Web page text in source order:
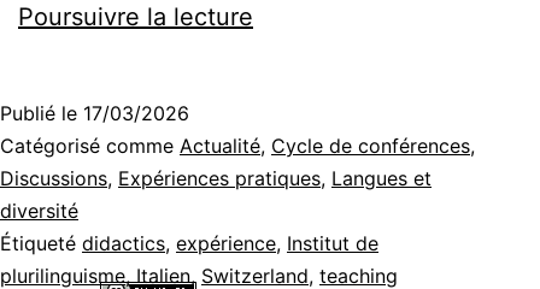
Poursuivre la lecture
–
apprendre
imiter
Publié le 17/03/2026
Catégorisé comme Actualité, Cycle de conférences,
Discussions, Expériences pratiques, Langues et
diversité
Étiqueté didactics, expérience, Institut de
plurilinguisme, Italien, Switzerland, teaching